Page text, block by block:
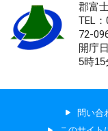
郡富
TEL
72-
開庁
5時15
問い合